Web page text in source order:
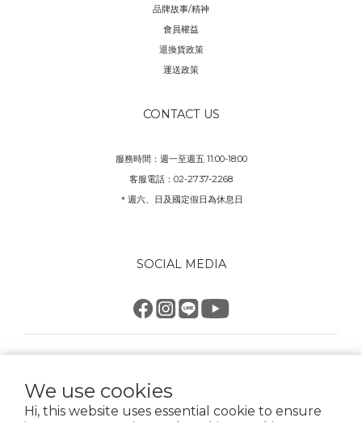
We use cookies
Hi, this website uses essential cookie to ensure
品牌故事/精神
會員權益
退換貨政策
運送政策
CONTACT US
服務時間：週一至週五 11:00-18:00
客服電話：02-2737-2268
＊週六、日及國定假日為休息日
SOCIAL MEDIA